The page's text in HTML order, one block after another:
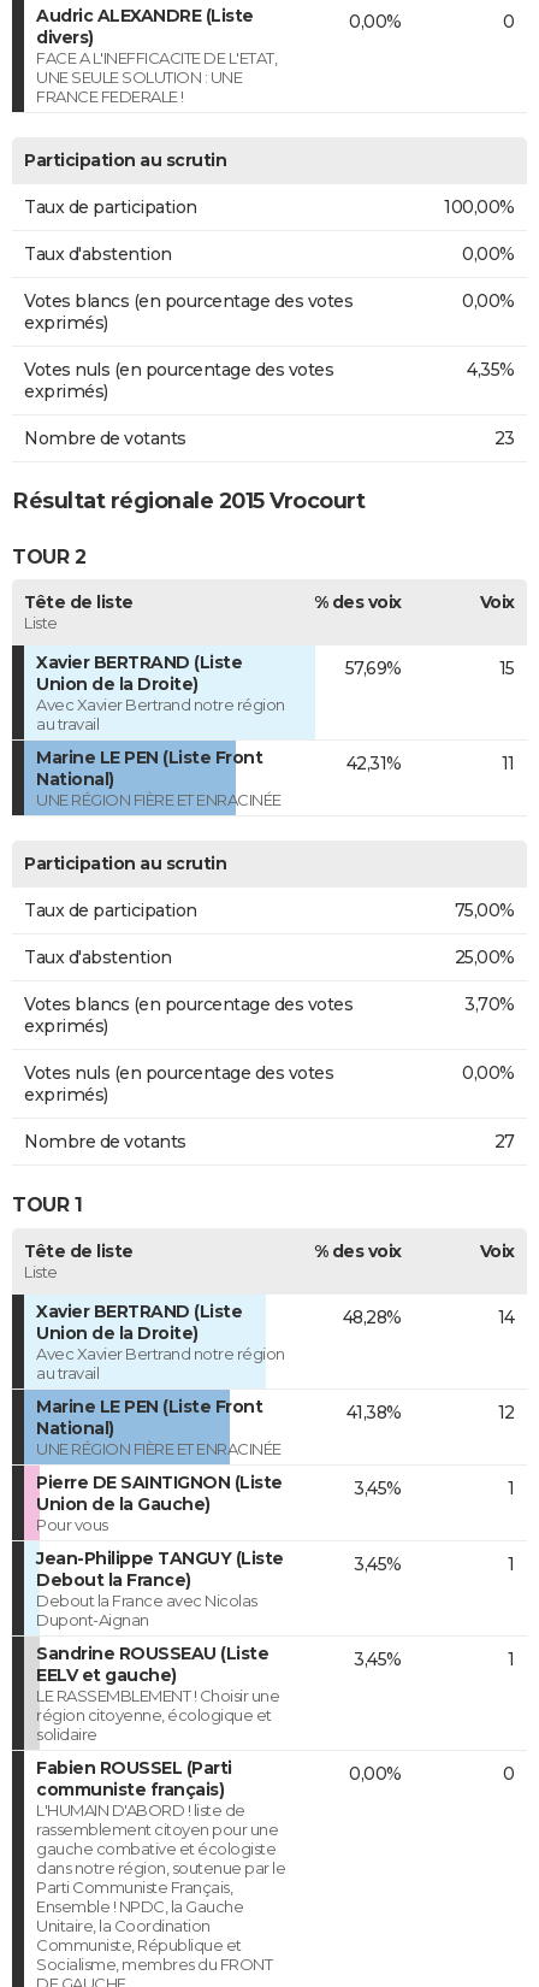
Audric ALEXANDRE (Liste
divers)
FACE A L'INEFFICACITE DE L'ETAT,
UNE SEULE SOLUTION : UNE
FRANCE FEDERALE !
0,00% 0
Participation au scrutin
Taux de participation 100,00%
Taux d'abstention 0,00%
Votes blancs (en pourcentage des votes
exprimés)
0,00%
Votes nuls (en pourcentage des votes
exprimés)
4,35%
Nombre de votants 23
Résultat régionale 2015 Vrocourt
TOUR 2
Tête de liste
Liste
% des voix Voix
Xavier BERTRAND (Liste
Union de la Droite)
Avec Xavier Bertrand notre région
au travail
57,69% 15
Marine LE PEN (Liste Front
National)
UNE RÉGION FIÈRE ET ENRACINÉE
42,31% 11
Participation au scrutin
Taux de participation 75,00%
Taux d'abstention 25,00%
Votes blancs (en pourcentage des votes
exprimés)
3,70%
Votes nuls (en pourcentage des votes
exprimés)
0,00%
Nombre de votants 27
TOUR 1
Tête de liste
Liste
% des voix Voix
Xavier BERTRAND (Liste
Union de la Droite)
Avec Xavier Bertrand notre région
au travail
48,28% 14
Marine LE PEN (Liste Front
National)
UNE RÉGION FIÈRE ET ENRACINÉE
41,38% 12
Pierre DE SAINTIGNON (Liste
Union de la Gauche)
Pour vous
3,45% 1
Jean-Philippe TANGUY (Liste
Debout la France)
Debout la France avec Nicolas
Dupont-Aignan
3,45% 1
Sandrine ROUSSEAU (Liste
EELV et gauche)
LE RASSEMBLEMENT ! Choisir une
région citoyenne, écologique et
solidaire
3,45% 1
Fabien ROUSSEL (Parti
communiste français)
L'HUMAIN D'ABORD ! liste de
rassemblement citoyen pour une
gauche combative et écologiste
dans notre région, soutenue par le
Parti Communiste Français,
Ensemble ! NPDC, la Gauche
Unitaire, la Coordination
Communiste, République et
Socialisme, membres du FRONT
0,00% 0